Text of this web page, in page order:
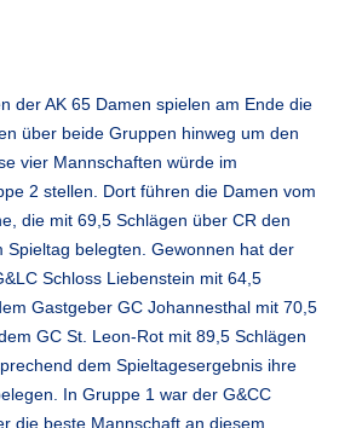
der AK 65 Damen spielen am Ende die
über beide Gruppen hinweg um den
vier Mannschaften würde im
2 stellen. Dort führen die Damen vom
die mit 69,5 Schlägen über CR den
Spieltag belegten. Gewonnen hat der
Schloss Liebenstein mit 64,5
Gastgeber GC Johannesthal mit 70,5
GC St. Leon-Rot mit 89,5 Schlägen
dem Spieltagesergebnis ihre
In Gruppe 1 war der G&CC
die beste Mannschaft an diesem